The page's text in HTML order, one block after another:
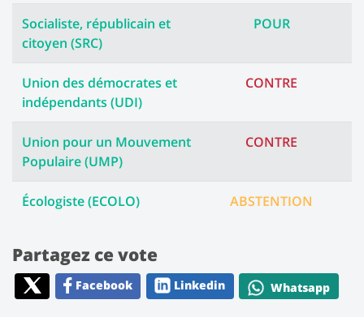
Socialiste, républicain et
citoyen (SRC)
POUR
Union des démocrates et
indépendants (UDI)
CONTRE
Union pour un Mouvement
Populaire (UMP)
CONTRE
Écologiste (ECOLO) ABSTENTION
Partagez ce vote
Facebook Linkedin Whatsapp